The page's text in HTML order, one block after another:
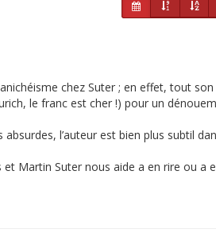
chez Suter ; en effet, tout
le franc est cher !) pour un
l’auteur est bien plus subtil
Martin Suter nous aide a en rire ou a